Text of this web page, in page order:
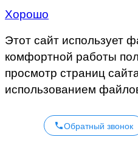
Хорошо
Этот сайт использует
комфортной работы
просмотр страниц
использованием
Обратный звонок